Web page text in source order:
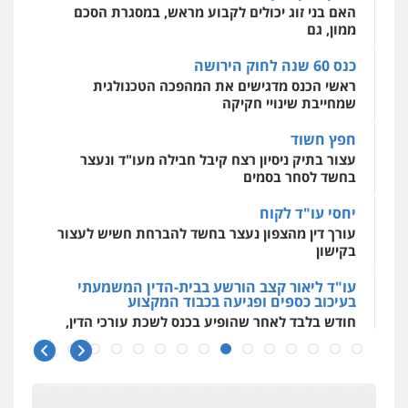
אסירים עבירות מין שירותים מקצועיים
לעורכי דין
האם בני זוג יכולים לקבוע מראש, במסגרת הסכם
ממון, גם
כנס 60 שנה לחוק הירושה
ראשי הכנס מדגישים את המהפכה הטכנולגית
שמחייבת שינויי חקיקה
חפץ חשוד
עצור בתיק ניסיון רצח קיבל חבילה מעו"ד ונעצר
בחשד לסחר בסמים
יחסי עו"ד לקוח
עורך דין מהצפון נעצר בחשד להברחת חשיש לעצור
בקישון
עו"ד ליאור קצב הורשע בבית-הדין המשמעתי
בעיכוב כספים ופגיעה בכבוד המקצוע
חודש בלבד לאחר שהופיע בכנס לשכת עורכי הדין,
קצב הורשע